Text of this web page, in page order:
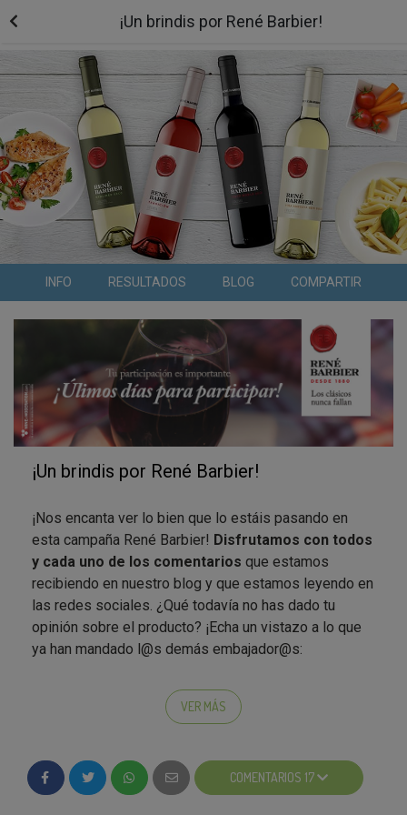
¡Un brindis por René Barbier!
INFO RESULTADOS BLOG COMPARTIR
¡Un brindis por René Barbier!
¡Nos encanta ver lo bien que lo estáis pasando en
esta campaña René Barbier! Disfrutamos con todos
y cada uno de los comentarios que estamos
recibiendo en nuestro blog y que estamos leyendo en
las redes sociales. ¿Qué todavía no has dado tu
opinión sobre el producto? ¡Echa un vistazo a lo que
ya han mandado l@s demás embajador@s:
probado la botella de Tinto Roble y me ha
encantado. No había probado nada de la marca y
impresión y estoy segura que en futuro la
compraré para acompañar mis comidas y
VER MÁS
COMENTARIOS 17